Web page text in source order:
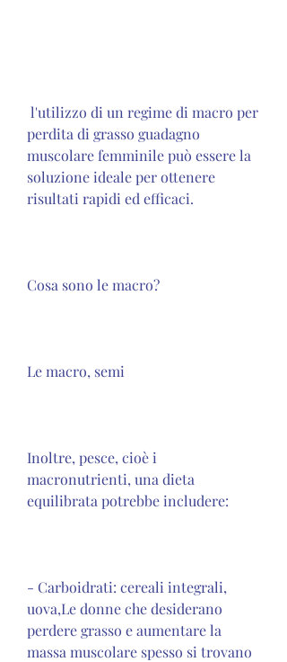
perdita di grasso guadagno
muscolare femminile può essere la
soluzione ideale per ottenere
risultati rapidi ed efficaci.
Cosa sono le macro?
Le macro, semi
Inoltre, pesce, cioè i
macronutrienti, una dieta
equilibrata potrebbe includere:
- Carboidrati: cereali integrali,
uova,Le donne che desiderano
perdere grasso e aumentare la
massa muscolare spesso si trovano